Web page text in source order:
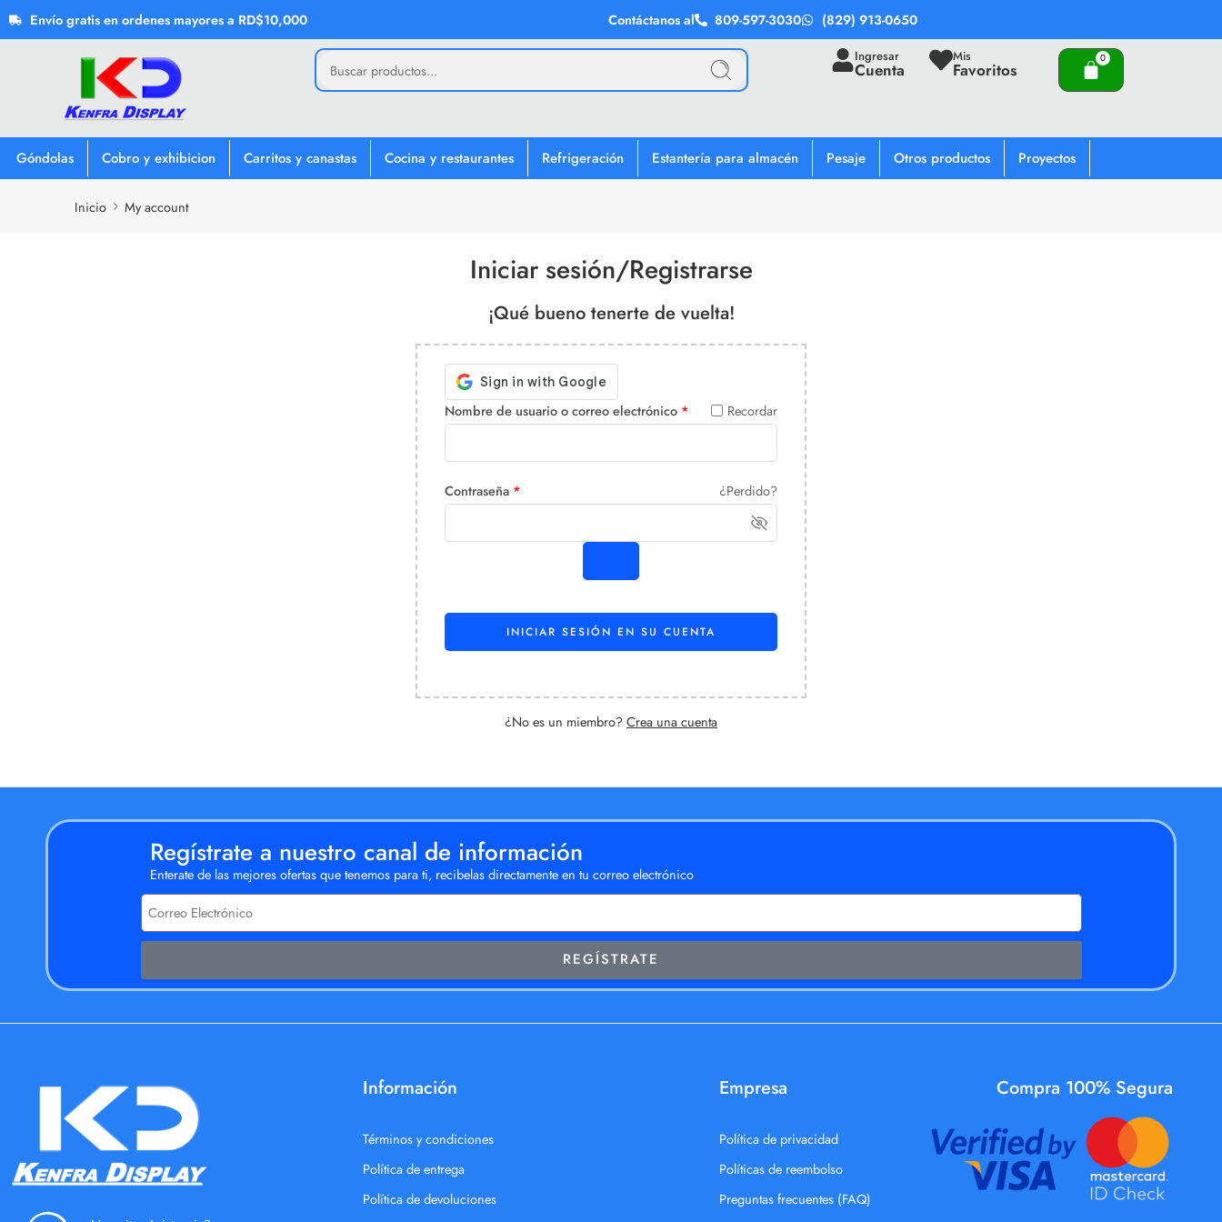
Envío gratis en ordenes mayores a RD$10,000 Contáctanos al 809-597-3030 (829) 913-0650
Ingresar
Cuenta
Mis
Favoritos
Góndolas Cobro y exhibicion Carritos y canastas Cocina y restaurantes Refrigeración Estantería para almacén Pesaje Otros productos Proyectos
Inicio My account
Iniciar sesión/Registrarse
¡Qué bueno tenerte de vuelta!
Nombre de usuario o correo electrónico * Recordar
Contraseña * ¿Perdido?
INICIAR SESIÓN EN SU CUENTA
¿No es un miembro?Crea una cuenta
Regístrate a nuestro canal de información
Enterate de las mejores ofertas que tenemos para ti, recibelas directamente en tu correo electrónico
REGÍSTRATE
Información
Términos y condiciones
Política de entrega
Política de devoluciones
Empresa
Política de privacidad
Políticas de reembolso
Preguntas frecuentes (FAQ)
Compra 100% Segura